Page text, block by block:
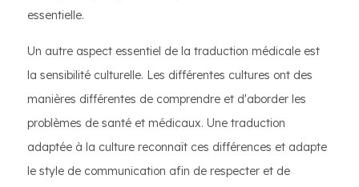
essentielle.
Un autre aspect essentiel de la traduction médicale est
la sensibilité culturelle. Les différentes cultures ont des
manières différentes de comprendre et d'aborder les
problèmes de santé et médicaux. Une traduction
adaptée à la culture reconnaît ces différences et adapte
le style de communication afin de respecter et de